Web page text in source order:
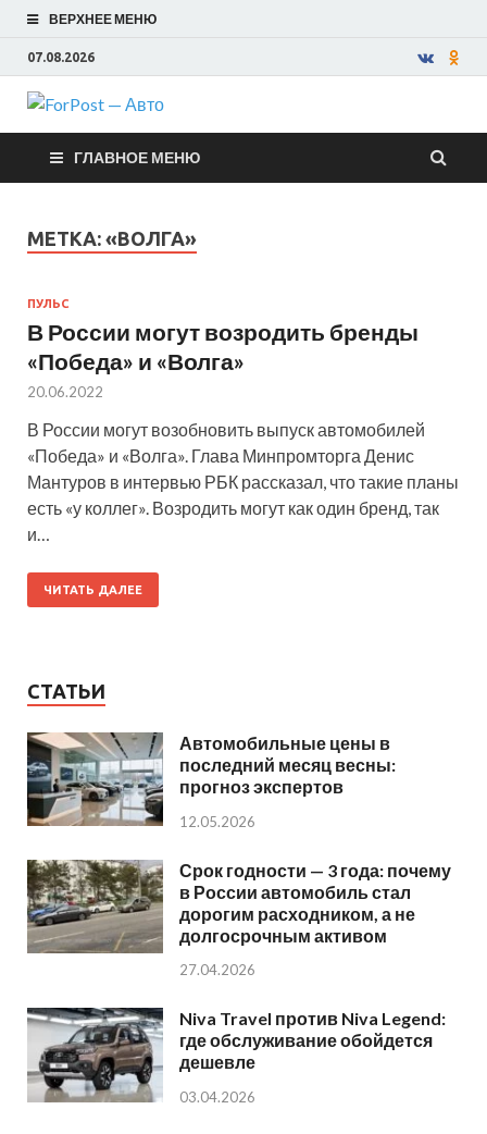
ВЕРХНЕЕ МЕНЮ
07.08.2026
ForPost —
Авто
ГЛАВНОЕ МЕНЮ
МЕТКА: «ВОЛГА»
ПУЛЬС
В России могут возродить бренды
«Победа» и «Волга»
20.06.2022
В России могут возобновить выпуск автомобилей
«Победа» и «Волга». Глава Минпромторга Денис
Мантуров в интервью РБК рассказал, что такие планы
есть «у коллег». Возродить могут как один бренд, так
и…
ЧИТАТЬ ДАЛЕЕ
СТАТЬИ
Автомобильные цены в
последний месяц весны:
прогноз экспертов
12.05.2026
Срок годности — 3 года: почему
в России автомобиль стал
дорогим расходником, а не
долгосрочным активом
27.04.2026
Niva Travel против Niva Legend:
где обслуживание обойдется
дешевле
03.04.2026